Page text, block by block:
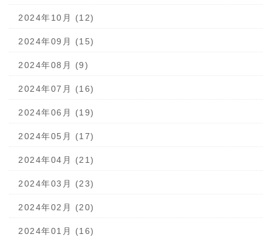
2024年10月 (12)
2024年09月 (15)
2024年08月 (9)
2024年07月 (16)
2024年06月 (19)
2024年05月 (17)
2024年04月 (21)
2024年03月 (23)
2024年02月 (20)
2024年01月 (16)